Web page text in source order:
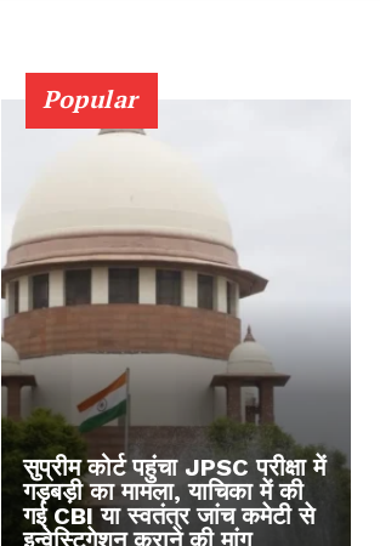
Popular
सुप्रीम कोर्ट पहुंचा JPSC परीक्षा में
गड़बड़ी का मामला, याचिका में की
गई CBI या स्वतंत्र जांच कमेटी से
इन्वेस्टिगेशन कराने की मांग